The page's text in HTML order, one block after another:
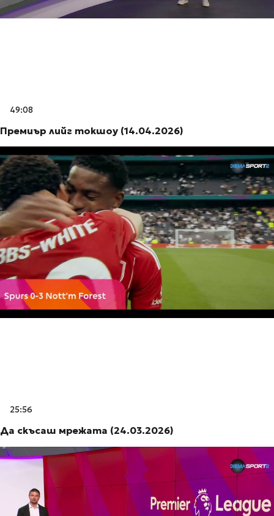
49:08
Премиър лийг токшоу (14.04.2026)
25:56
Да скъсаш мрежата (24.03.2026)